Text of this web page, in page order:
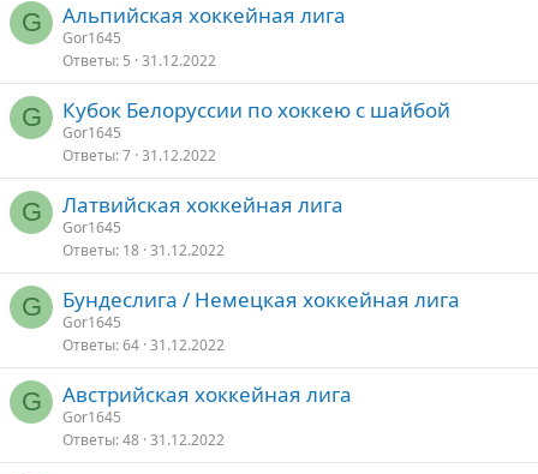
G Альпийская хоккейная лига
Gor1645
Ответы 5 31.12.2022
G Кубок Белоруссии по хоккею с шайбой
Gor1645
Ответы 7 31.12.2022
G Латвийская хоккейная лига
Gor1645
Ответы 18 31.12.2022
G Бундеслига / Немецкая хоккейная лига
Gor1645
Ответы 64 31.12.2022
G Австрийская хоккейная лига
Gor1645
Ответы 48 31.12.2022